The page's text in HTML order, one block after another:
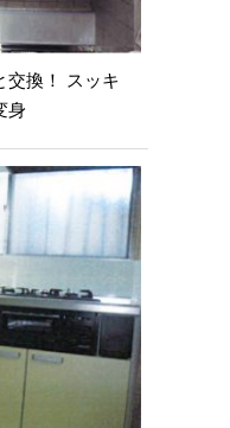
交換！ スッキ
身